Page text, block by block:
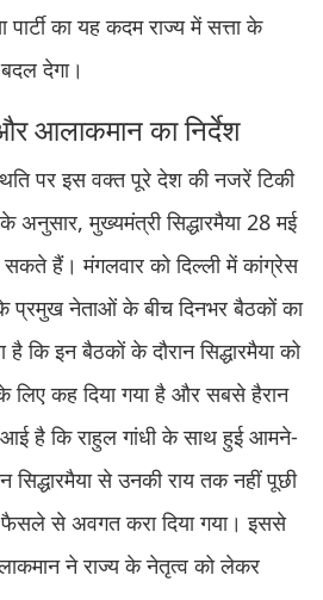
पार्टी का यह कदम राज्य में सत्ता के
देगा।
आलाकमान का निर्देश
पर इस वक्त पूरे देश की नजरें टिकी
अनुसार, मुख्यमंत्री सिद्धारमैया 28 मई
हैं। मंगलवार को दिल्ली में कांग्रेस
प्रमुख नेताओं के बीच दिनभर बैठकों का
कि इन बैठकों के दौरान सिद्धारमैया को
लिए कह दिया गया है और सबसे हैरान
है कि राहुल गांधी के साथ हुई आमने-
सिद्धारमैया से उनकी राय तक नहीं पूछी
फैसले से अवगत करा दिया गया। इससे
ने राज्य के नेतृत्व को लेकर